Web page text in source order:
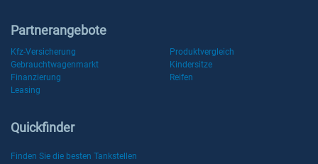
Partnerangebote
Kfz-Versicherung
Produktvergleich
Gebrauchtwagenmarkt
Kindersitze
Finanzierung
Reifen
Leasing
Quickfinder
Finden Sie die besten Tankstellen